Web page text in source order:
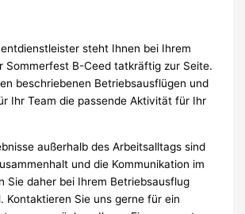
steht Ihnen bei Ihrem
Sommerfest B-Ceed tatkräftig zur Seite.
beschriebenen Betriebsausflügen und
Ihr Team die passende Aktivität für Ihr
außerhalb des Arbeitsalltags sind
und die Kommunikation im
Sie daher bei Ihrem Betriebsausflug
Kontaktieren Sie uns gerne für ein